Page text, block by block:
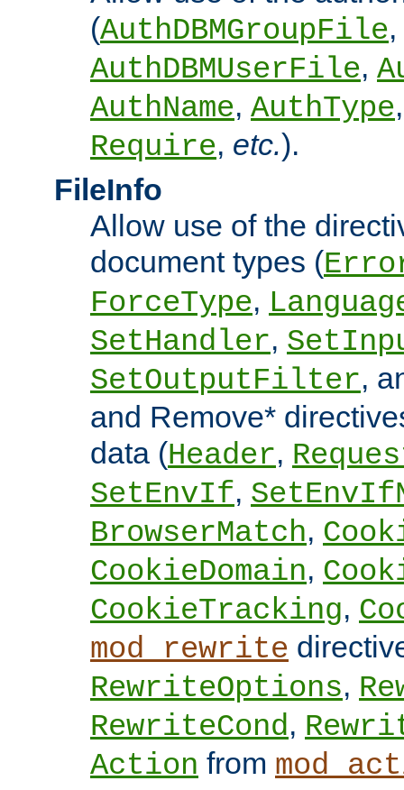
(AuthDBMGroupFile,
AuthDBMUserFile,
AuthName, AuthType
Require, etc.).
FileInfo
Allow use of the
document types (
ForceType,
SetHandler,
SetOutputFilter,
and Remove*
data (Header,
SetEnvIf,
BrowserMatch,
CookieDomain,
CookieTracking,
mod_rewrite
RewriteOptions,
RewriteCond,
Action from